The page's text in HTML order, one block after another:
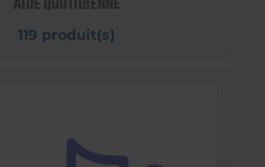
119 produit(s)